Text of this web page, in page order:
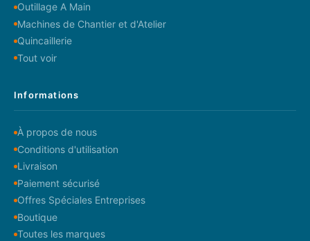
Outillage A Main
Machines de Chantier et d'Atelier
Quincaillerie
Tout voir
Informations
À propos de nous
Conditions d'utilisation
Livraison
Paiement sécurisé
Offres Spéciales Entreprises
Boutique
Toutes les marques